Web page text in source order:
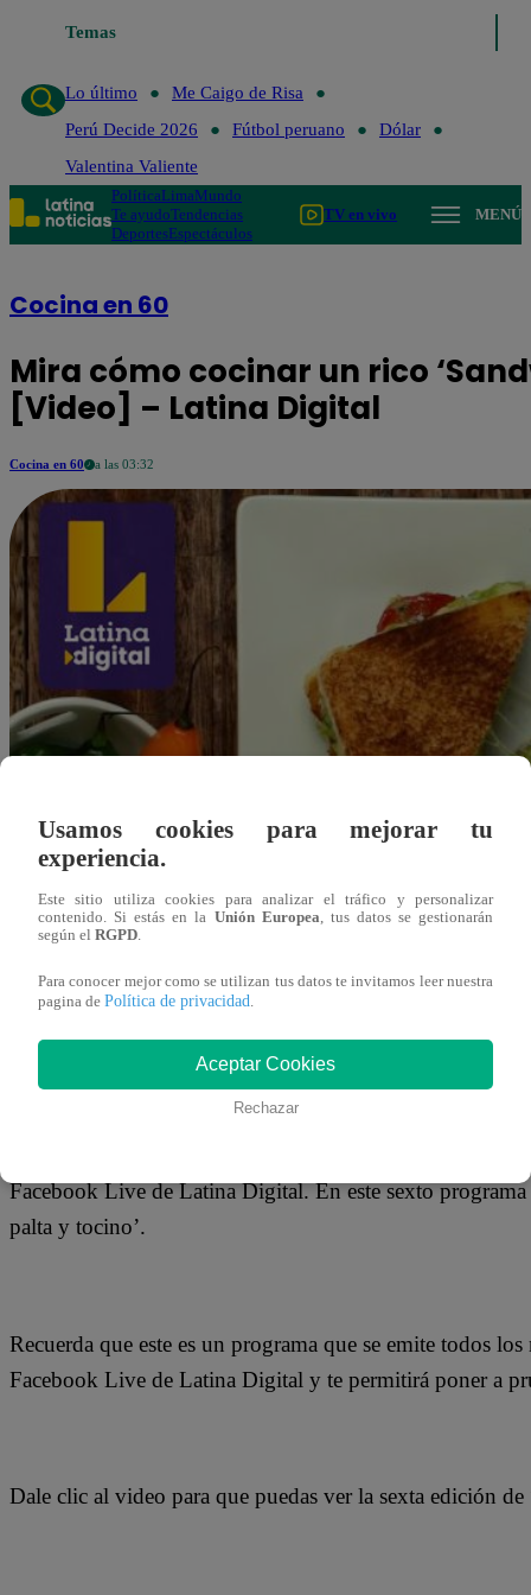
Temas
Lo último
Lo último
Me Caigo de Risa
Perú Decide 2026
Fútbol peruano
Dólar
Valentina Valiente
PolíticaLimaMundo
Te ayudoTendencias
DeportesEspectáculos
TV en vivo MENÚ
Cocina en 60
Mira cómo cocinar un rico
[Video] – Latina Digital
Cocina en 60 a las 03:32
14 de agosto 2020
Facebook Live de Latina Digital. En este sexto
palta y tocino’.
Recuerda que este es un programa que se emite todos
Facebook Live de Latina Digital y te permitirá poner a
Dale clic al video para que puedas ver la sexta edición
Usamos cookies para mejorar tu
experiencia.
Este sitio utiliza cookies para analizar el tráfico y personalizar
contenido. Si estás en la Unión Europea , tus datos se gestionarán
según el RGPD
Para conocer mejor como se utilizan tus datos te invitamos leer nuestra
pagina de Política de privacidad
Aceptar Cookies
Rechazar